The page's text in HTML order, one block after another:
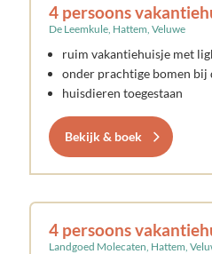
4 persoons
De Leemkule, Hattem, Veluwe
ruim vakantiehuisje met
onder prachtige bomen bij
huisdieren toegestaan
Bekijk & boek
4 persoons
Landgoed Molecaten, Hattem,